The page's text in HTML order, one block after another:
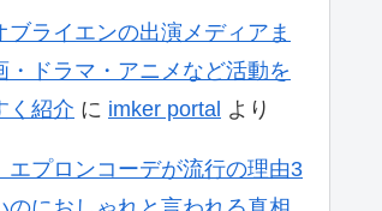
ブライエンの出演メディアま
・ドラマ・アニメなど活動を
く紹介 に imker portal より
エプロンコーデが流行の理由3